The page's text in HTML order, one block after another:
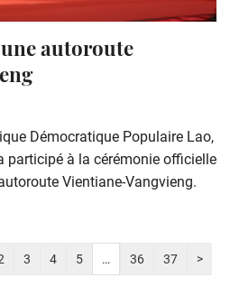
autoroute
Démocratique Populaire Lao,
participé à la cérémonie officielle
Vientiane-Vangvieng.
3 4 5 … 36 37 >